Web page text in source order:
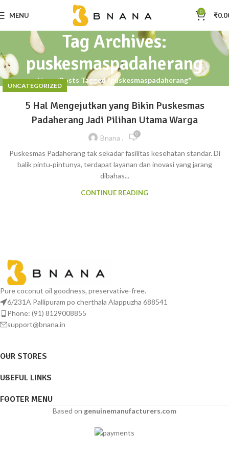
MENU 0 ₹
Tag Archives:
puskesmaspadaherang
Home Posts Tagged "puskesmaspadaherang"
UNCATEGORIZED
5 Hal Mengejutkan yang Bikin Puskesmas
Padaherang Jadi Pilihan Utama Warga
Bnana . 0
Puskesmas Padaherang tak sekadar fasilitas kesehatan standar. Di
balik pintu‑pintunya, terdapat layanan dan inovasi yang jarang
dibahas...
CONTINUE READING
Pure coconut oil goodness, preservative-free.
6/231A Pallipuram po cherthala Alappuzha 688541
Phone: (91) 8129008855
support@bnana.in
OUR STORES
USEFUL LINKS
FOOTER MENU
Based on genuinemanufacturers.com